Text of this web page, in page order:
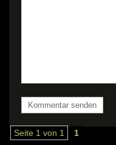
Seite 1 von 1 1